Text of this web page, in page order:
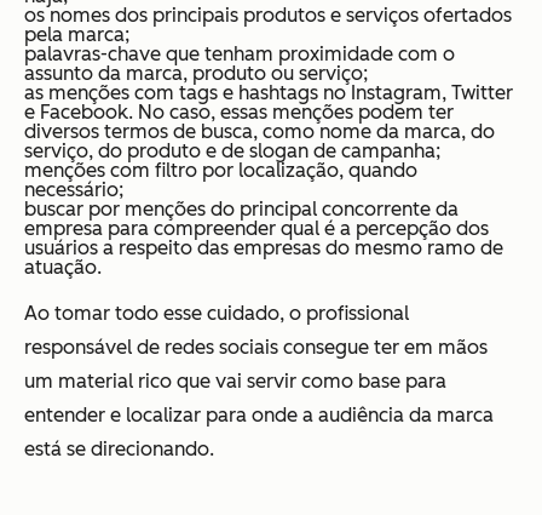
os nomes dos principais produtos e serviços ofertados
pela marca;
palavras-chave que tenham proximidade com o
assunto da marca, produto ou serviço;
as menções com tags e hashtags no Instagram, Twitter
e Facebook. No caso, essas menções podem ter
diversos termos de busca, como nome da marca, do
serviço, do produto e de slogan de campanha;
menções com filtro por localização, quando
necessário;
buscar por menções do principal concorrente da
empresa para compreender qual é a percepção dos
usuários a respeito das empresas do mesmo ramo de
atuação.
Ao tomar todo esse cuidado, o profissional
responsável de redes sociais consegue ter em mãos
um material rico que vai servir como base para
entender e localizar para onde a audiência da marca
está se direcionando.